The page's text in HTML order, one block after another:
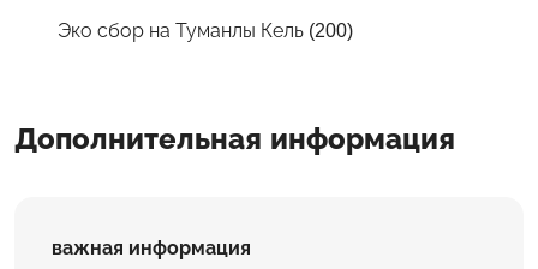
Эко сбор на Туманлы Кель (200)
Дополнительная информация
важная информация